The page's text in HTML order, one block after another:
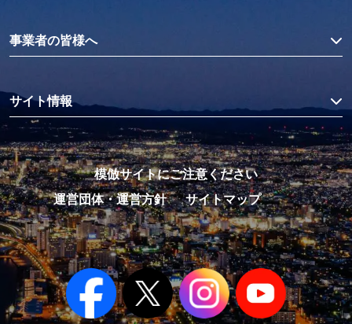
事業者の皆様へ
サイト情報
模倣サイトにご注意ください
運営団体・運営方針
サイトマップ